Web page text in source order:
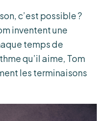
c’est possible ?
inventent une
temps de
qu’il aime, Tom
les terminaisons